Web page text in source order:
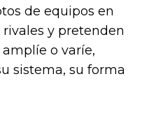
de equipos en
rivales y pretenden
o varíe,
sistema, su forma